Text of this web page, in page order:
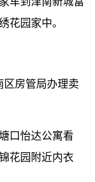
花园家中。
房管局办理卖
口怡达公寓看
花园附近内衣